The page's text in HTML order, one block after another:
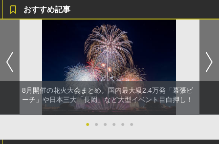
おすすめ記事
8月開催の花火大会まとめ。国内最大級2.4万発「幕張ビ
ーチ」や日本三大「長岡」など大型イベント目白押し！
● ● ● ● ● ●